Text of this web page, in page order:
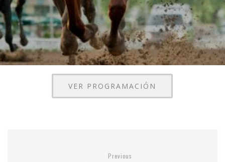
VER PROGRAMACIÓN
Previous